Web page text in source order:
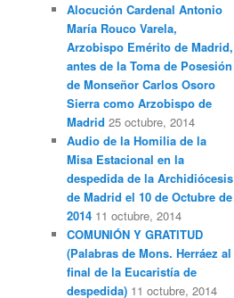
r
Alocución Cardenal Antonio
María Rouco Varela,
Arzobispo Emérito de Madrid,
antes de la Toma de Posesión
de Monseñor Carlos Osoro
Sierra como Arzobispo de
Madrid 25 octubre, 2014
Audio de la Homilia de la
Misa Estacional en la
despedida de la Archidiócesis
de Madrid el 10 de Octubre de
2014 11 octubre, 2014
COMUNIÓN Y GRATITUD
(Palabras de Mons. Herráez al
final de la Eucaristía de
despedida) 11 octubre, 2014